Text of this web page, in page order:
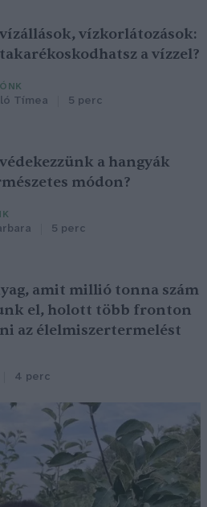
vízkorlátozások:
a vízzel?
Tímea 5 perc
a hangyák
módon?
5 perc
amit millió tonna szám
el, holott több fronton
az élelmiszertermelést
4 perc